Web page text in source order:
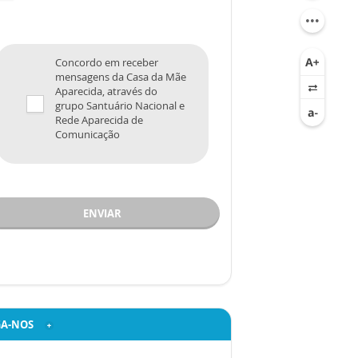
Concordo em receber
mensagens da Casa da Mãe
Aparecida, através do
grupo Santuário Nacional e
Rede Aparecida de
Comunicação
ENVIAR
NOS